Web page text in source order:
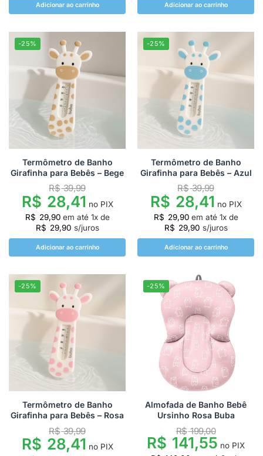
Adicionar ao carrinho Adicionar ao carrinho
-25%
Termômetro de Banho
Girafinha para Bebês – Bege
R$39,99
R$ 28,41 no PIX
R$ 29,90 em até 1x de
R$ 29,90 s/juros
Adicionar ao carrinho
-25%
Termômetro de Banho
Girafinha para Bebês – Azul
R$39,99
R$ 28,41 no PIX
R$ 29,90 em até 1x de
R$ 29,90 s/juros
Adicionar ao carrinho
-25%
Termômetro de Banho
Girafinha para Bebês – Rosa
R$39,99
R$ 28,41 no PIX
-25%
Almofada de Banho Bebê
Ursinho Rosa Buba
R$199,00
R$ 141,55 no PIX